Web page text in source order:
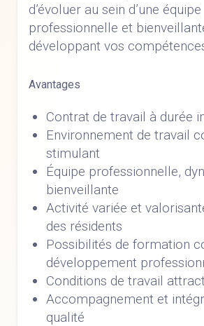
d’évoluer au sein d’une équipe
professionnelle et
développant vos
Avantages
Contrat de travail à durée
Environnement de travail
stimulant
Équipe professionnelle,
bienveillante
Activité variée et
des résidents
Possibilités de formation
développement
Conditions de travail
Accompagnement et
qualité